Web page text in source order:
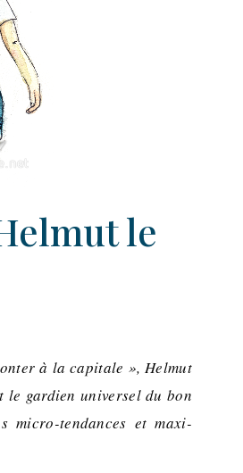
le
à la capitale », Helmut
le gardien universel du bon
micro-tendances et maxi-